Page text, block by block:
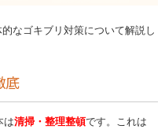
なゴキブリ対策について解説し
底
は清掃・整理整頓です。これは